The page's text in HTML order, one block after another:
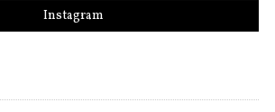
Instagram